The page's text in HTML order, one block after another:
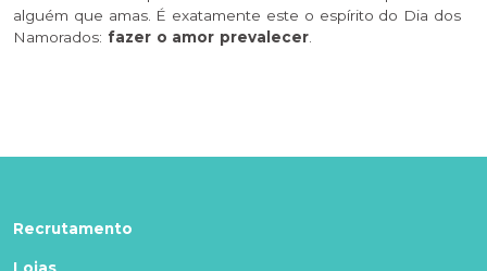
alguém que amas. É exatamente este o espírito do Dia dos
Namorados: fazer o amor prevalecer.
Recrutamento